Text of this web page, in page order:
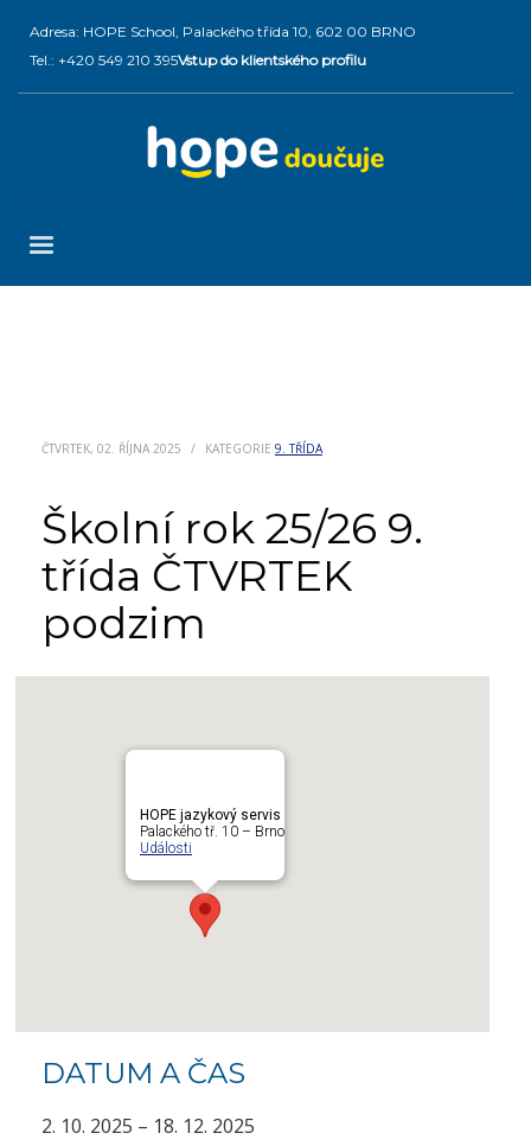
Adresa: HOPE School, Palackého třída 10, 602 00 BRNO
Tel.: +420 549 210 395Vstup do klientského profilu
ČTVRTEK, 02. ŘÍJNA 2025 / KATEGORIE 9. TŘÍDA
Školní rok 25/26 9.
třída ČTVRTEK
podzim
HOPE jazykový servis
Palackého tř. 10 – Brno
Události
DATUM A ČAS
2. 10. 2025 – 18. 12. 2025